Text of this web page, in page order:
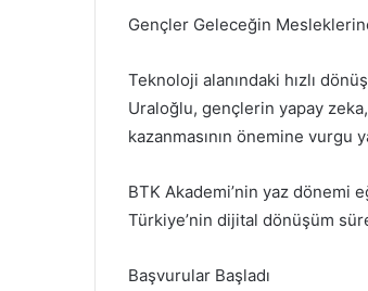
Gençler Geleceğin
Teknoloji alanındaki hızlı
Uraloğlu, gençlerin yapay
kazanmasının önemine vurgu
BTK Akademi’nin yaz dönemi
Türkiye’nin dijital dönüşüm
Başvurular Başladı